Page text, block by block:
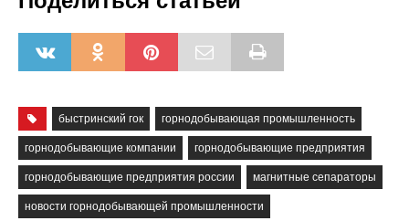
быстринский гок горнодобывающая промышленность
горнодобывающие компании горнодобывающие предприятия
горнодобывающие предприятия россии магнитные сепараторы
новости горнодобывающей промышленности